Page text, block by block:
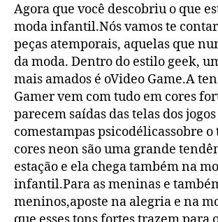
Agora que você descobriu o que
moda infantil.Nós vamos te contar
peças atemporais, aquelas que
da moda. Dentro do estilo geek,
mais amados é oVideo Game.A
Gamer vem com tudo em cores
parecem saídas das telas dos
comestampas psicodélicassobre o
cores neon são uma grande
estação e ela chega também na
infantil.Para as meninas e
meninos,aposte na alegria e na